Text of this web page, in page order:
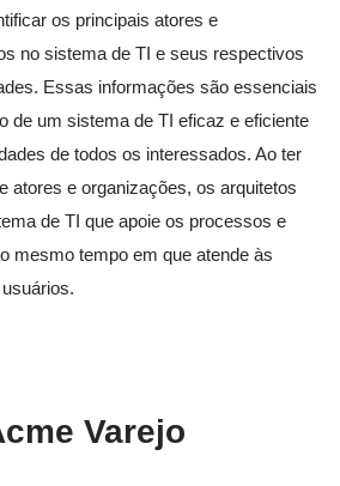
os principais atores e
no sistema de TI e seus respectivos
Essas informações são essenciais
de um sistema de TI eficaz e eficiente
de todos os interessados. Ao ter
atores e organizações, os arquitetos
de TI que apoie os processos e
mesmo tempo em que atende às
Varejo